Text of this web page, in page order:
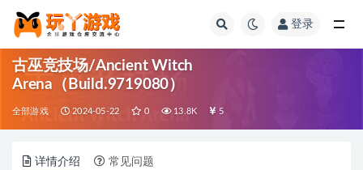
登录
古巫竞技场/Ancient Witch
Arena（Build.9719080）
全部游戏 2024-05-22 0 13.8K 5
详情介绍 常见问题